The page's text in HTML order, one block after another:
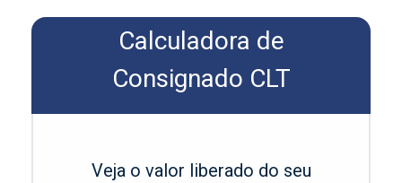
Calculadora de
Consignado CLT
Veja o valor liberado do seu